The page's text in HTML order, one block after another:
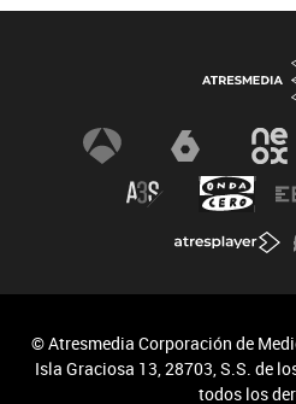
© Atresmedia Corporación de
Isla Graciosa 13, 28703, S.S. de
todos los